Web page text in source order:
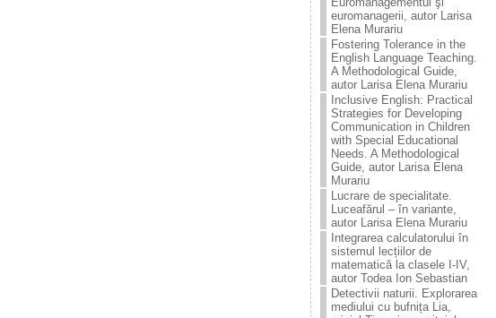
euromanagerii, autor Larisa
Elena Murariu
Fostering Tolerance in the
English Language Teaching.
A Methodological Guide,
autor Larisa Elena Murariu
Inclusive English: Practical
Strategies for Developing
Communication in Children
with Special Educational
Needs. A Methodological
Guide, autor Larisa Elena
Murariu
Lucrare de specialitate.
Luceafărul – în variante,
autor Larisa Elena Murariu
Integrarea calculatorului în
sistemul lecțiilor de
matematică la clasele I-IV,
autor Todea Ion Sebastian
Detectivii naturii. Explorarea
mediului cu bufnița Lia,